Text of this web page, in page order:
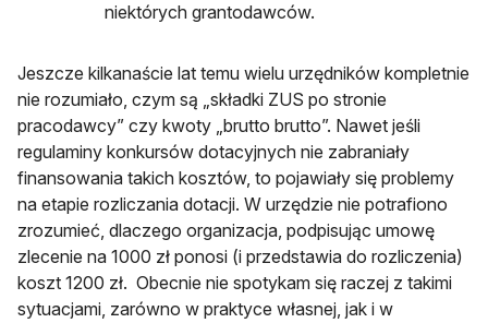
niektórych grantodawców.
Jeszcze kilkanaście lat temu wielu urzędników kompletnie
nie rozumiało, czym są „składki ZUS po stronie
pracodawcy” czy kwoty „brutto brutto”. Nawet jeśli
regulaminy konkursów dotacyjnych nie zabraniały
finansowania takich kosztów, to pojawiały się problemy
na etapie rozliczania dotacji. W urzędzie nie potrafiono
zrozumieć, dlaczego organizacja, podpisując umowę
zlecenie na 1000 zł ponosi (i przedstawia do rozliczenia)
koszt 1200 zł. Obecnie nie spotykam się raczej z takimi
sytuacjami, zarówno w praktyce własnej, jak i w